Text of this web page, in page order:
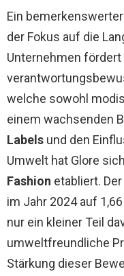
Ein
der Fokus auf die
Unternehmen fördert
welche sowohl
einem wachsenden
Labels und den
Umwelt hat Glore
Fashion etabliert.
im Jahr 2024 auf
nur ein kleiner Teil
umweltfreundliche
Stärkung dieser